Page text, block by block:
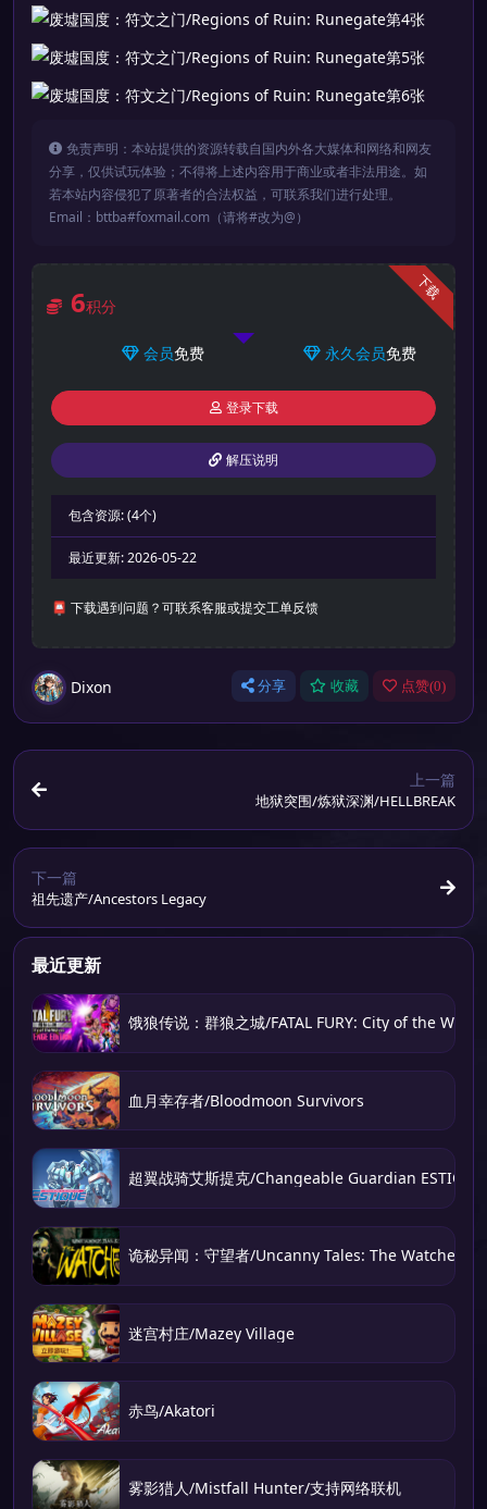
免责声明：本站提供的资源转载自国内外各大媒体和网络和网友
分享，仅供试玩体验；不得将上述内容用于商业或者非法用途。如
若本站内容侵犯了原著者的合法权益，可联系我们进行处理。
Email：bttba#foxmail.com（请将#改为@）
下载
6积分
会员免费 永久会员免费
登录下载
解压说明
包含资源:(4个)
最近更新:2026-05-22
📮 下载遇到问题？可联系客服或提交工单反馈
Dixon 分享 收藏 点赞(0)
上一篇
地狱突围/炼狱深渊/HELLBREAK
下一篇
祖先遗产/Ancestors Legacy
最近更新
饿狼传说：群狼之城/FATAL FURY: City of the
血月幸存者/Bloodmoon Survivors
超翼战骑艾斯提克/Changeable Guardian ESTIQUE
诡秘异闻：守望者/Uncanny Tales: The Watcher
迷宫村庄/Mazey Village
赤鸟/Akatori
雾影猎人/Mistfall Hunter/支持网络联机